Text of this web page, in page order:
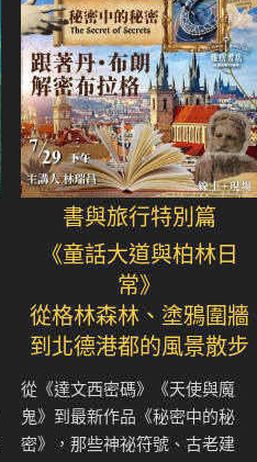
書與旅行特別篇
《童話大道與柏林日
常》
從格林森林、塗鴉圍牆
到北德港都的風景散步
從《達文西密碼》《天使與魔
鬼》到最新作品《秘密中的秘
密》，那些神祕符號、古老建